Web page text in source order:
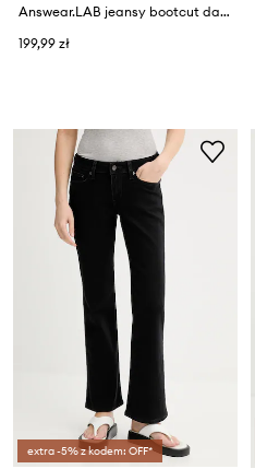
Answear.LAB jeansy bootcut damskie
199,99 zł
extra -5% z kodem: OFF*